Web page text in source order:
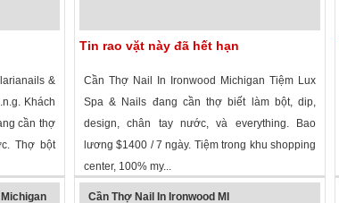
&
Khách
cần thợ
Thợ bột
Tin rao vặt này đã hết hạn
Cần Thợ Nail In Ironwood Michigan Tiệm Lux
Spa & Nails đang cần thợ biết làm bột, dip,
design, chân tay nước, và everything. Bao
lương $1400 / 7 ngày. Tiệm trong khu shopping
center, 100% my...
Cần Thợ Nail In Ironwood MI